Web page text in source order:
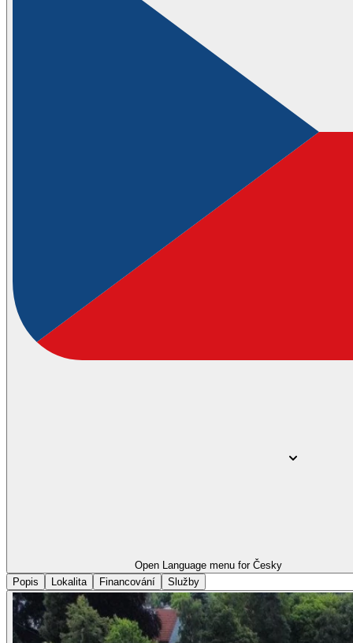
Open Language menu for Česky
Popis
Lokalita Financování Služby